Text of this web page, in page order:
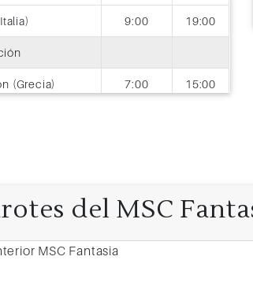
9:00 19:00
(Grecia) 7:00 15:00
del MSC